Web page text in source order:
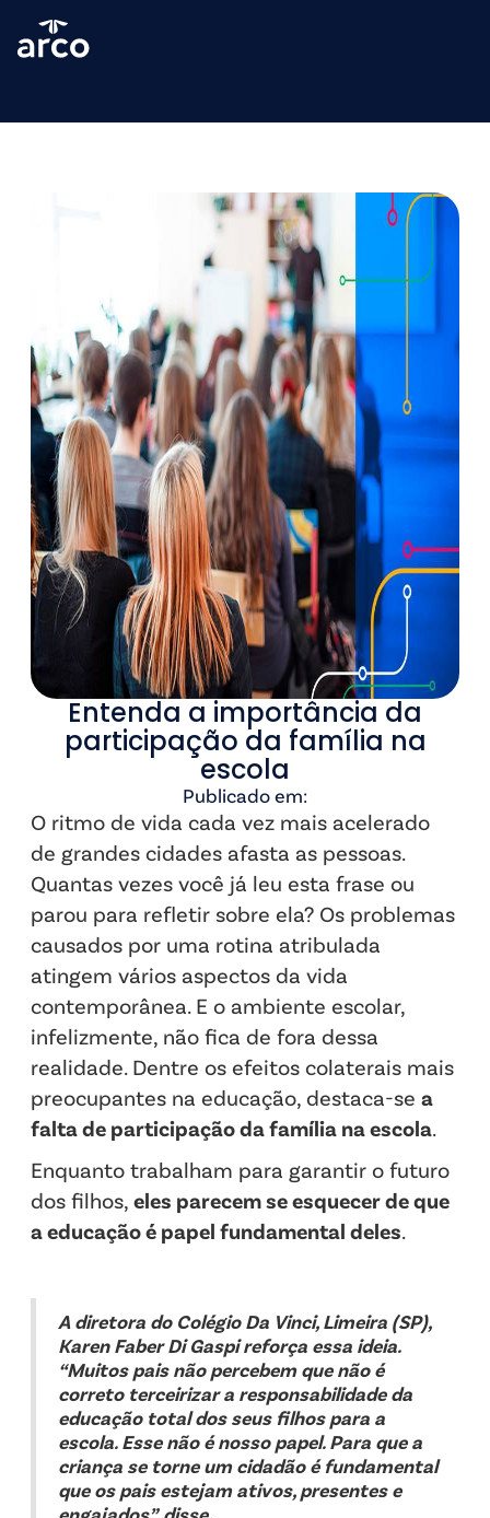
Entenda a importância da
participação da família na
escola
Publicado em:
O ritmo de vida cada vez mais acelerado
de grandes cidades afasta as pessoas.
Quantas vezes você já leu esta frase ou
parou para refletir sobre ela? Os problemas
causados por uma rotina atribulada
atingem vários aspectos da vida
contemporânea. E o ambiente escolar,
infelizmente, não fica de fora dessa
realidade. Dentre os efeitos colaterais mais
preocupantes na educação, destaca-se a
falta de participação da família na escola.
Enquanto trabalham para garantir o futuro
dos filhos, eles parecem se esquecer de que
a educação é papel fundamental deles.
A diretora do Colégio Da Vinci, Limeira (SP),
Karen Faber Di Gaspi reforça essa ideia.
“Muitos pais não percebem que não é
correto terceirizar a responsabilidade da
educação total dos seus filhos para a
escola. Esse não é nosso papel. Para que a
criança se torne um cidadão é fundamental
que os pais estejam ativos, presentes e